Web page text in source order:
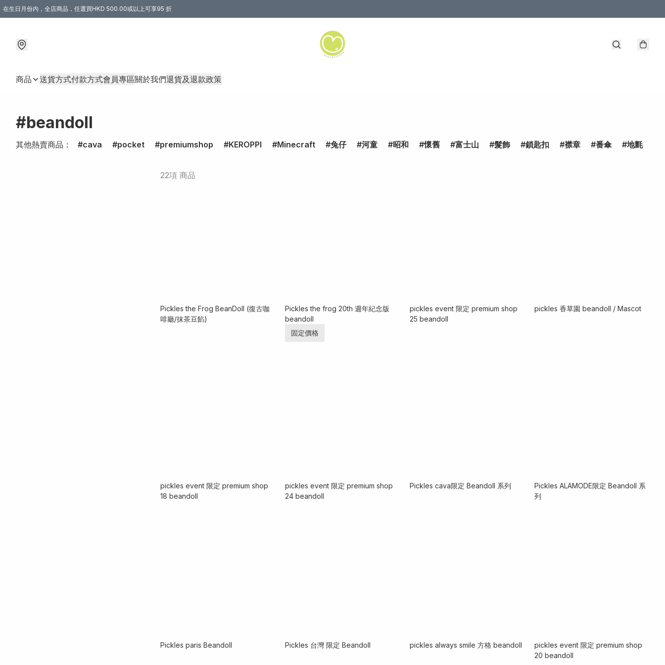
在生日月份内，全店商品，任選買HKD 500.00或以上可享95 折
商品 送貨方式付款方式會員專區關於我們退貨及退款政策
#beandoll
其他熱賣商品： cava pocket premiumshop KEROPPI Minecraft 兔仔 河童 昭和 懷舊 富士山 髮飾 鎖匙扣 襟章 番傘 地氈
22項 商品
Pickles the Frog BeanDoll (復古咖
啡廳/抹茶豆餡)
Pickles the frog 20th 週年紀念版
beandoll
固定價格
pickles event 限定 premium shop
25 beandoll
pickles 香草園 beandoll / Mascot
pickles event 限定 premium shop
18 beandoll
pickles event 限定 premium shop
24 beandoll
Pickles cava限定 Beandoll 系列
Pickles ALAMODE限定 Beandoll 系
列
Pickles paris Beandoll Pickles 台灣 限定 Beandoll pickles always smile 方格 beandoll
pickles event 限定 premium shop
20 beandoll